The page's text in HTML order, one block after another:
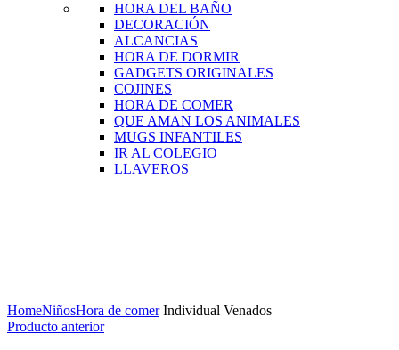
HORA DEL BAÑO
DECORACIÓN
ALCANCIAS
HORA DE DORMIR
GADGETS ORIGINALES
COJINES
HORA DE COMER
QUE AMAN LOS ANIMALES
MUGS INFANTILES
IR AL COLEGIO
LLAVEROS
HomeNiñosHora de comerIndividual Venados
Producto anterior